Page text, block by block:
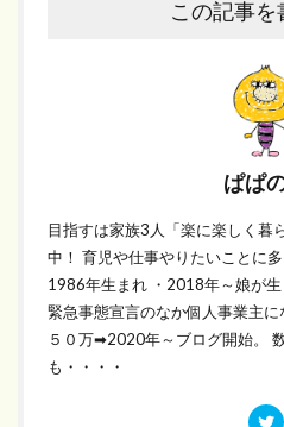
この記事を
ぱぱ
目指すは家族3人「楽に楽しく暮
中！ 育児や仕事やりたいことに
1986年生まれ ・2018年～娘が
緊急事態宣言のなか個人事業主
５０万➡2020年～ブログ開始。
も・・・・